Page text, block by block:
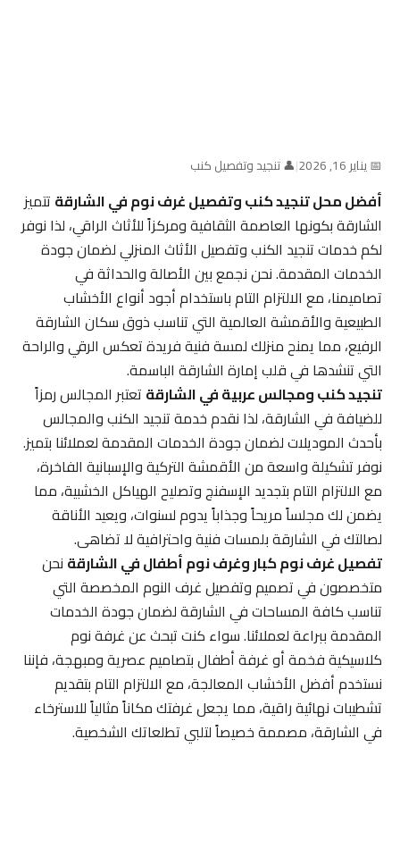
📅 يناير 16, 2026 |👤 تنجيد وتفصيل كنب
أفضل محل تنجيد كنب وتفصيل غرف نوم في الشارقةتتميز
الشارقة بكونها العاصمة الثقافية ومركزاً للأثاث الراقي، لذا نوفر
لكم خدمات تنجيد الكنب وتفصيل الأثاث المنزلي لضمان جودة
الخدمات المقدمة. نحن نجمع بين الأصالة والحداثة في
تصاميمنا، مع الالتزام التام باستخدام أجود أنواع الأخشاب
الطبيعية والأقمشة العالمية التي تناسب ذوق سكان الشارقة
الرفيع، مما يمنح منزلك لمسة فنية فريدة تعكس الرقي والراحة
التي تنشدها في قلب إمارة الشارقة الباسمة.
تنجيد كنب ومجالس عربية في الشارقةتعتبر المجالس رمزاً
للضيافة في الشارقة، لذا نقدم خدمة تنجيد الكنب والمجالس
بأحدث الموديلات لضمان جودة الخدمات المقدمة لعملائنا بتميز.
نوفر تشكيلة واسعة من الأقمشة التركية والإسبانية الفاخرة،
مع الالتزام التام بتجديد الإسفنج وتصليح الهياكل الخشبية، مما
يضمن لك مجلساً مريحاً وجذاباً يدوم لسنوات، ويعيد الأناقة
لصالتك في الشارقة بلمسات فنية واحترافية لا تضاهى.
تفصيل غرف نوم كبار وغرف نوم أطفال في الشارقةنحن
متخصصون في تصميم وتفصيل غرف النوم المخصصة التي
تناسب كافة المساحات في الشارقة لضمان جودة الخدمات
المقدمة ببراعة لعملائنا. سواء كنت تبحث عن غرفة نوم
كلاسيكية فخمة أو غرفة أطفال بتصاميم عصرية ومبهجة، فإننا
نستخدم أفضل الأخشاب المعالجة، مع الالتزام التام بتقديم
تشطيبات نهائية راقية، مما يجعل غرفتك مكاناً مثالياً للاسترخاء
في الشارقة، مصممة خصيصاً لتلبي تطلعاتك الشخصية.